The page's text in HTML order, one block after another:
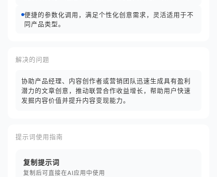
便捷的参数化调用，满足个性化创意需求，灵活适用于不
同产品类型。
解决的问题
协助产品经理、内容创作者或营销团队迅速生成具有盈利
潜力的文章创意，推动联营合作收益增长，帮助用户快速
发掘内容价值并提升内容变现能力。
提示词使用指南
复制提示词
复制后可直接在AI应用中使用